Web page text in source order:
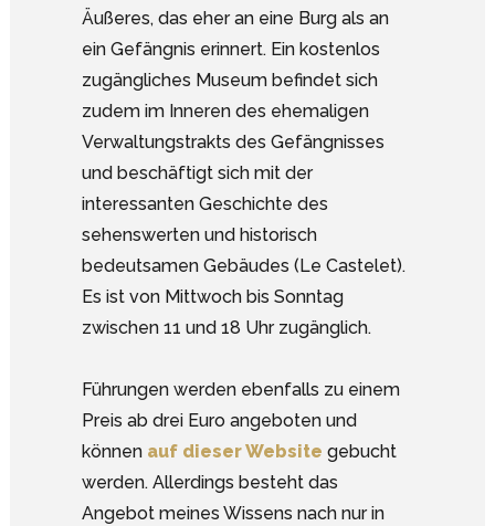
Äußeres, das eher an eine Burg als an
ein Gefängnis erinnert. Ein kostenlos
zugängliches Museum befindet sich
zudem im Inneren des ehemaligen
Verwaltungstrakts des Gefängnisses
und beschäftigt sich mit der
interessanten Geschichte des
sehenswerten und historisch
bedeutsamen Gebäudes (Le Castelet).
Es ist von Mittwoch bis Sonntag
zwischen 11 und 18 Uhr zugänglich.
Führungen werden ebenfalls zu einem
Preis ab drei Euro angeboten und
können auf dieser Website gebucht
werden. Allerdings besteht das
Angebot meines Wissens nach nur in